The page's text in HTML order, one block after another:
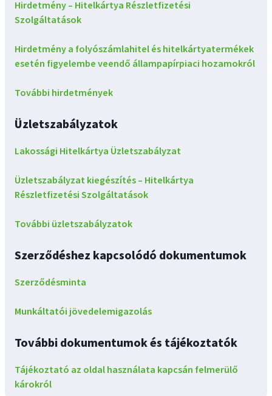
Hirdetmény – Hitelkártya Részletfizetési
Szolgáltatások
Hirdetmény a folyószámlahitel és hitelkártyatermékek
esetén figyelembe veendő állampapírpiaci hozamokról
További hirdetmények
Üzletszabályzatok
Lakossági Hitelkártya Üzletszabályzat
Üzletszabályzat kiegészítés – Hitelkártya
Részletfizetési Szolgáltatások
További üzletszabályzatok
Szerződéshez kapcsolódó dokumentumok
Szerződésminta
Munkáltatói jövedelemigazolás
További dokumentumok és tájékoztatók
Tájékoztató az oldal használata kapcsán felmerülő
károkról